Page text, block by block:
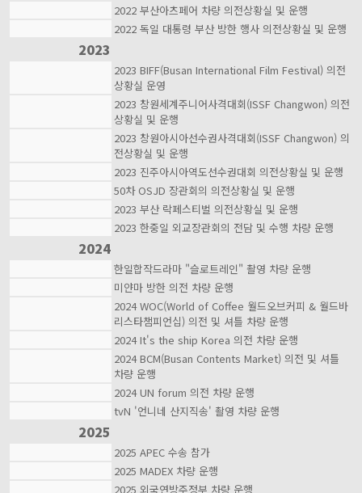
2022 부산아츠페어 차량 의전상황실 및 운행
2022 독일 대통령 부산 방한 행사 의전상황실 및 운행
2023
2023 BIFF(Busan International Film Festival) 의전
상황실 운영
2023 창원세계주니어사격대회(ISSF Changwon) 의전
상황실 및 운행
2023 창원아시아선수권사격대회(ISSF Changwon) 의
전상황실 및 운행
2023 진주아시아역도선수권대회 의전상황실 및 운행
50차 OSJD 장관회의 의전상황실 및 운행
2023 부산 락페스티벌 의전상황실 및 운행
2023 한중일 외교장관회의 전담 및 수행 차량 운행
2024
한일합작드라마 "슬로트레인" 촬영 차량 운행
미얀마 방한 의전 차량 운행
2024 WOC(World of Coffee 월드오브커피 & 월드바
리스타챔피언십) 의전 및 셔틀 차량 운행
2024 It's the ship Korea 의전 차량 운행
2024 BCM(Busan Contents Market) 의전 및 셔틀
차량 운행
2024 UN forum 의전 차량 운행
tvN '언니네 산지직송' 촬영 차량 운행
2025
2025 APEC 수송 참가
2025 MADEX 차량 운행
2025 외국연방주정부 차량 운행